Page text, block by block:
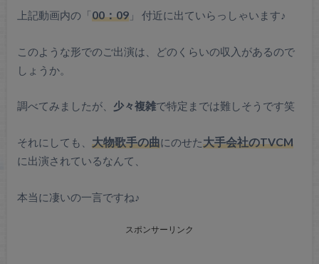
上記動画内の「00：09」 付近に出ていらっしゃいます♪
このような形でのご出演は、どのくらいの収入があるので
しょうか。
調べてみましたが、 少々複雑で特定までは難しそうです笑
それにしても、 大物歌手の曲にのせた大手会社のTVCM
に出演されているなんて、
本当に凄いの一言ですね♪
スポンサーリンク